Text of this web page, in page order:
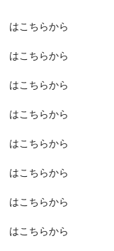
はこちらから
はこちらから
はこちらから
はこちらから
はこちらから
はこちらから
はこちらから
はこちらから